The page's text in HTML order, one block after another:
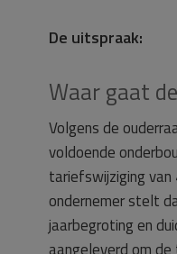
De uitspraak:
Waar gaat
Volgens de
voldoende
tariefswijziging van
ondernemer stelt
jaarbegroting en